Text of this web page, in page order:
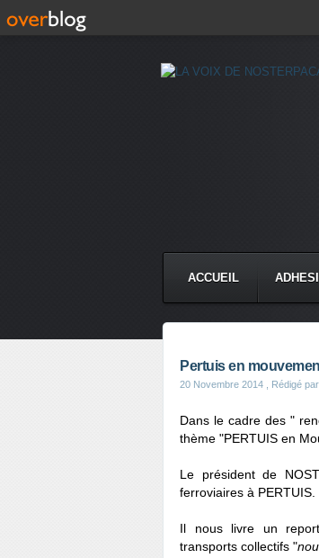
ACCUEIL
Pertuis en
20 Novembre 2014 , Rédigé
Dans le cadre des "
thème "PERTUIS en
Le président de
ferroviaires à PERTUIS.
Il nous livre un
transports collectifs "